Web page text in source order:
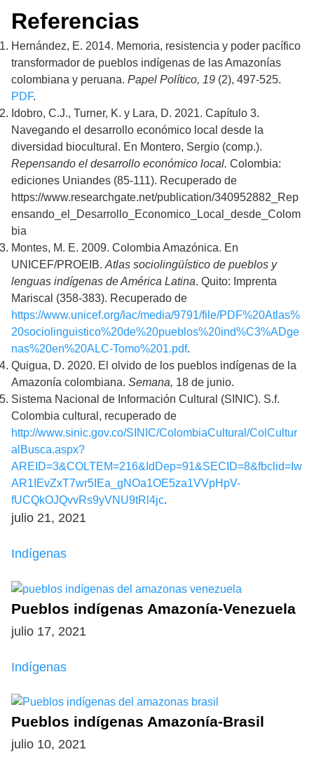
Referencias
Hernández, E. 2014. Memoria, resistencia y poder pacífico
transformador de pueblos indígenas de las Amazonías
colombiana y peruana. Papel Político, 19 (2), 497-525.
PDF.
Idobro, C.J., Turner, K. y Lara, D. 2021. Capítulo 3.
Navegando el desarrollo económico local desde la
diversidad biocultural. En Montero, Sergio (comp.).
Repensando el desarrollo económico local. Colombia:
ediciones Uniandes (85-111). Recuperado de
https://www.researchgate.net/publication/340952882_Rep
ensando_el_Desarrollo_Economico_Local_desde_Colom
bia
Montes, M. E. 2009. Colombia Amazónica. En
UNICEF/PROEIB. Atlas sociolingüístico de pueblos y
lenguas indígenas de América Latina. Quito: Imprenta
Mariscal (358-383). Recuperado de
https://www.unicef.org/lac/media/9791/file/PDF%20Atlas%
20sociolinguistico%20de%20pueblos%20ind%C3%ADge
nas%20en%20ALC-Tomo%201.pdf.
Quigua, D. 2020. El olvido de los pueblos indígenas de la
Amazonía colombiana. Semana, 18 de junio.
Sistema Nacional de Información Cultural (SINIC). S.f.
Colombia cultural, recuperado de
http://www.sinic.gov.co/SINIC/ColombiaCultural/ColCultur
alBusca.aspx?
AREID=3&COLTEM=216&IdDep=91&SECID=8&fbclid=Iw
AR1IEvZxT7wr5IEa_gNOa1OE5za1VVpHpV-
fUCQkOJQvvRs9yVNU9tRl4jc.
julio 21, 2021
Indígenas
Pueblos indígenas Amazonía-Venezuela
julio 17, 2021
Indígenas
Pueblos indígenas Amazonía-Brasil
julio 10, 2021